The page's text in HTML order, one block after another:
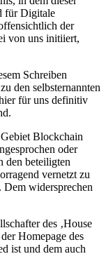
für Digitale
der
von uns initiiert,
Schreiben
den selbsternannten
für uns definitiv
Blockchain
oder
den beteiligten
vernetzt zu
Dem widersprechen
des ‚House
Homepage des
ist und dem auch